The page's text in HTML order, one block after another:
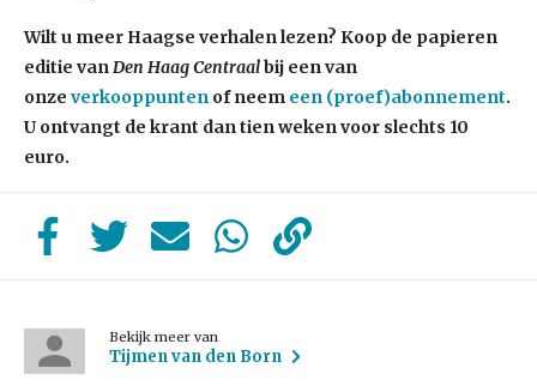
Wilt u meer Haagse verhalen lezen? Koop de papieren
editie vanDen Haag Centraalbij een van
onze verkooppunten of neem een (proef)abonnement.
U ontvangt de krant dan tien weken voor slechts 10
euro.
Bekijk meer van
Tijmen van den Born